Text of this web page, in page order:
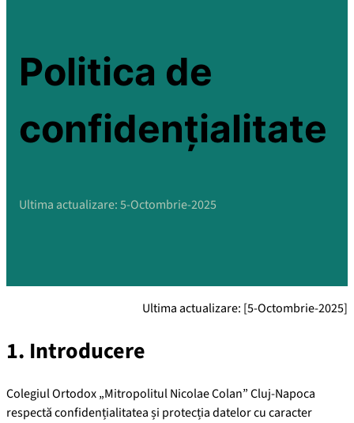
Politica de
confidențialitate
Ultima actualizare: 5-Octombrie-2025
Ultima actualizare: [5-Octombrie-2025]
1. Introducere
Colegiul Ortodox „Mitropolitul Nicolae Colan” Cluj-Napoca
respectă confidențialitatea și protecția datelor cu caracter